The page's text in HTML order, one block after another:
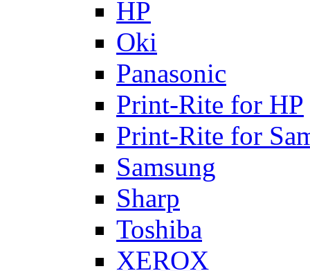
HP
Oki
Panasonic
Print-Rite for HP
Print-Rite for
Samsung
Sharp
Toshiba
XEROX